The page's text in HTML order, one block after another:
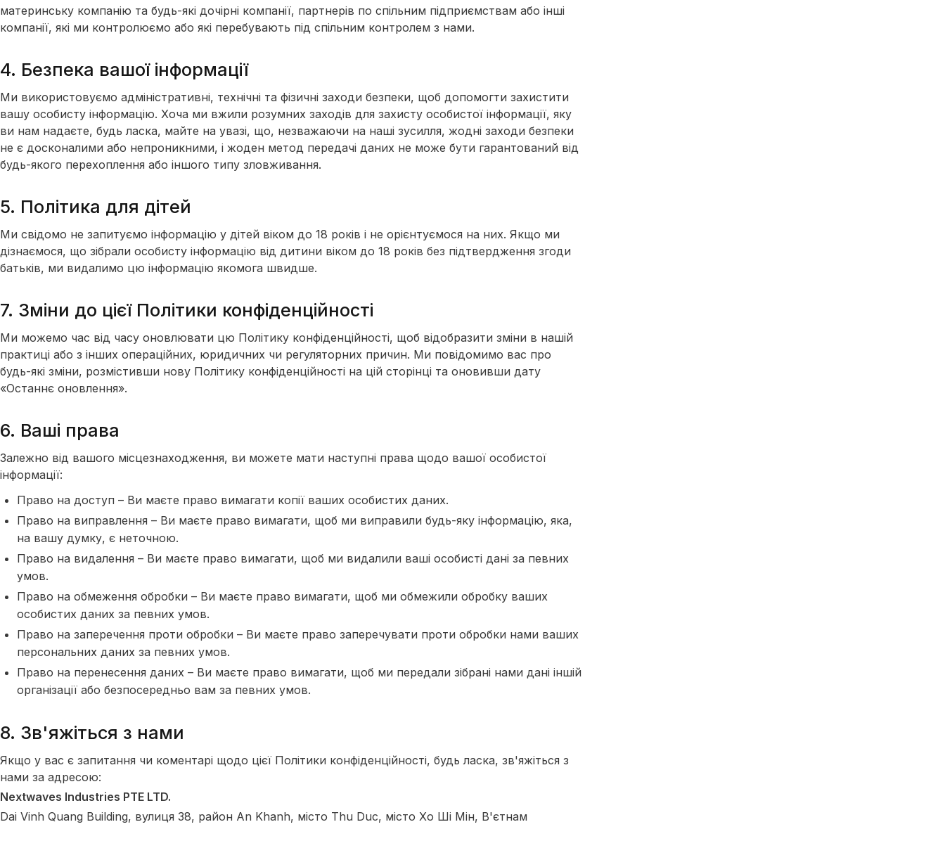
материнську компанію та будь-які дочірні компанії, партнерів по спільним підприємствам або інші
компанії, які ми контролюємо або які перебувають під спільним контролем з нами.
4. Безпека вашої інформації
Ми використовуємо адміністративні, технічні та фізичні заходи безпеки, щоб допомогти захистити
вашу особисту інформацію. Хоча ми вжили розумних заходів для захисту особистої інформації, яку
ви нам надаєте, будь ласка, майте на увазі, що, незважаючи на наші зусилля, жодні заходи безпеки
не є досконалими або непроникними, і жоден метод передачі даних не може бути гарантований від
будь-якого перехоплення або іншого типу зловживання.
5. Політика для дітей
Ми свідомо не запитуємо інформацію у дітей віком до 18 років і не орієнтуємося на них. Якщо ми
дізнаємося, що зібрали особисту інформацію від дитини віком до 18 років без підтвердження згоди
батьків, ми видалимо цю інформацію якомога швидше.
7. Зміни до цієї Політики конфіденційності
Ми можемо час від часу оновлювати цю Політику конфіденційності, щоб відобразити зміни в нашій
практиці або з інших операційних, юридичних чи регуляторних причин. Ми повідомимо вас про
будь-які зміни, розмістивши нову Політику конфіденційності на цій сторінці та оновивши дату
«Останнє оновлення».
6. Ваші права
Залежно від вашого місцезнаходження, ви можете мати наступні права щодо вашої особистої
інформації:
Право на доступ – Ви маєте право вимагати копії ваших особистих даних.
Право на виправлення – Ви маєте право вимагати, щоб ми виправили будь-яку інформацію, яка,
на вашу думку, є неточною.
Право на видалення – Ви маєте право вимагати, щоб ми видалили ваші особисті дані за певних
умов.
Право на обмеження обробки – Ви маєте право вимагати, щоб ми обмежили обробку ваших
особистих даних за певних умов.
Право на заперечення проти обробки – Ви маєте право заперечувати проти обробки нами ваших
персональних даних за певних умов.
Право на перенесення даних – Ви маєте право вимагати, щоб ми передали зібрані нами дані іншій
організації або безпосередньо вам за певних умов.
8. Зв'яжіться з нами
Якщо у вас є запитання чи коментарі щодо цієї Політики конфіденційності, будь ласка, зв'яжіться з
нами за адресою:
Nextwaves Industries PTE LTD.
Dai Vinh Quang Building, вулиця 38, район An Khanh, місто Thu Duc, місто Хо Ші Мін, В'єтнам